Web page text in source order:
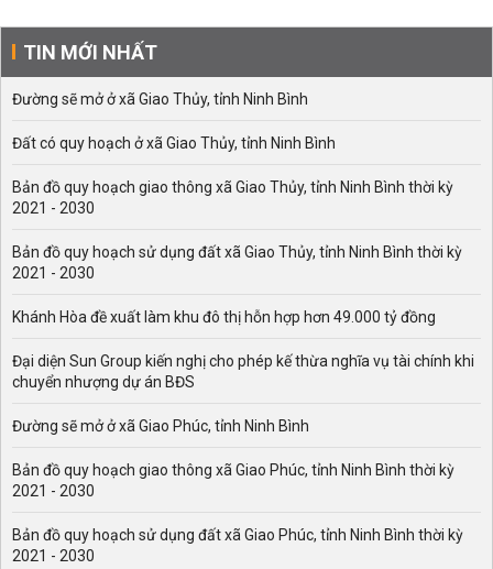
TIN MỚI NHẤT
Đường sẽ mở ở xã Giao Thủy, tỉnh Ninh Bình
Đất có quy hoạch ở xã Giao Thủy, tỉnh Ninh Bình
Bản đồ quy hoạch giao thông xã Giao Thủy, tỉnh Ninh Bình thời kỳ
2021 - 2030
Bản đồ quy hoạch sử dụng đất xã Giao Thủy, tỉnh Ninh Bình thời kỳ
2021 - 2030
Khánh Hòa đề xuất làm khu đô thị hỗn hợp hơn 49.000 tỷ đồng
Đại diện Sun Group kiến nghị cho phép kế thừa nghĩa vụ tài chính khi
chuyển nhượng dự án BĐS
Đường sẽ mở ở xã Giao Phúc, tỉnh Ninh Bình
Bản đồ quy hoạch giao thông xã Giao Phúc, tỉnh Ninh Bình thời kỳ
2021 - 2030
Bản đồ quy hoạch sử dụng đất xã Giao Phúc, tỉnh Ninh Bình thời kỳ
2021 - 2030